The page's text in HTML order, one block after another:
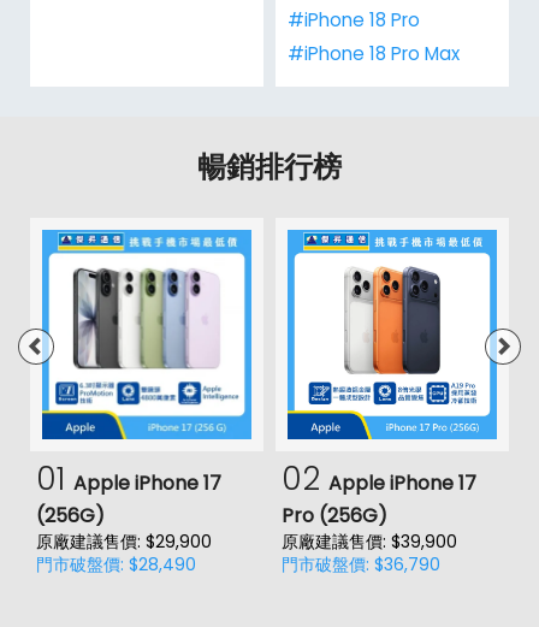
#iPhone 18 Pro
#iPhone 18 Pro Max
暢銷排行榜
01 Apple iPhone 17
(256G)
原廠建議售價: $29,900
門市破盤價: $28,490
02 Apple iPhone 17
Pro (256G)
原廠建議售價: $39,900
門市破盤價: $36,790